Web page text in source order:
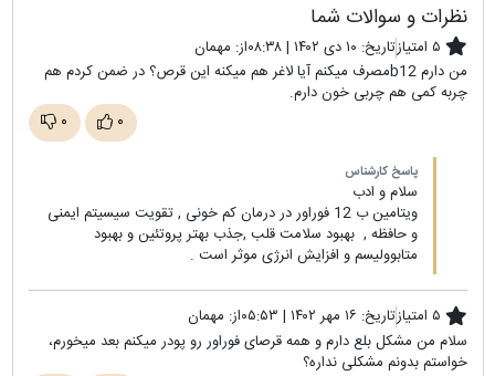
نظرات و سوالات شما
۵ امتیاز تاریخ: ۱۰ دی ۱۴۰۲ | ۰۸:۳۸ از: مهمان
من دارم b12مصرف میکنم آیا لاغر هم میکنه این قرص؟ در ضمن کردم هم
چربه کمی هم چربی خون دارم.
۰ ۰
پاسخ کارشناس
سلام و ادب
ویتامین ب 12 فوراور در درمان کم خونی , تقویت سیسیتم ایمنی
و حافظه , بهبود سلامت قلب ,جذب بهتر پروتئین و بهبود
متابوولیسم و افزایش انرژی موثر است .
۵ امتیاز تاریخ: ۱۶ مهر ۱۴۰۲ | ۰۵:۵۳ از: مهمان
سلام من مشکل بلع دارم و همه قرصای فوراور رو پودر میکنم بعد میخورم،
خواستم بدونم مشکلی نداره؟